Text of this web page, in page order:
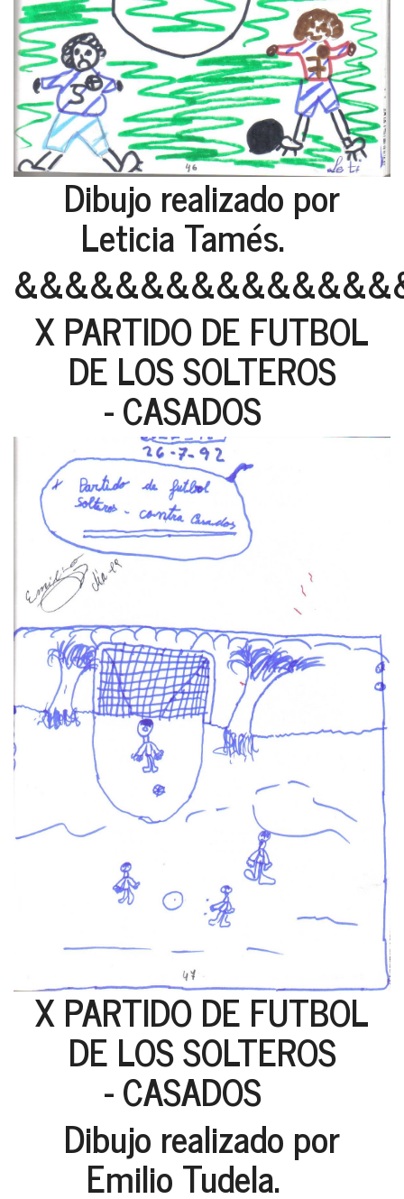
Dibujo realizado por
Leticia Tamés.
X PARTIDO DE FUTBOL
DE LOS SOLTEROS
- CASADOS
X PARTIDO DE FUTBOL
DE LOS SOLTEROS
- CASADOS
Dibujo realizado por
Emilio Tudela.